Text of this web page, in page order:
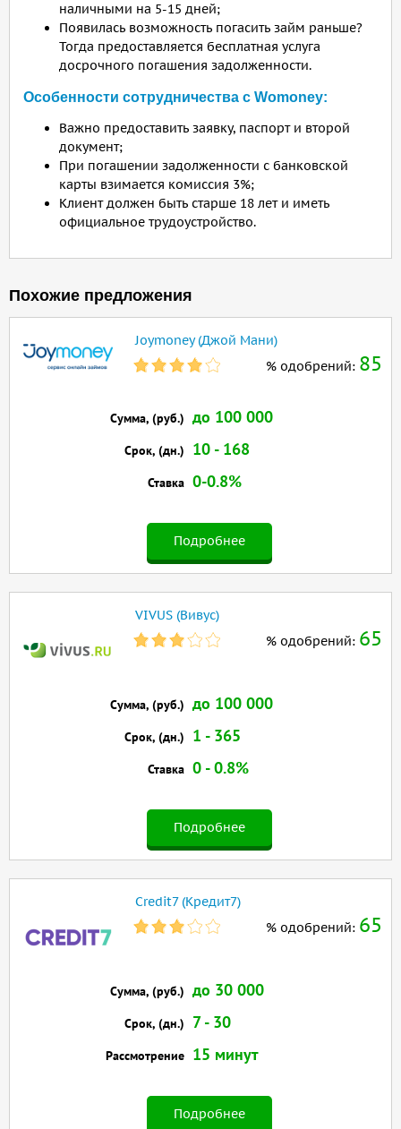
наличными на 5-15 дней;
Появилась возможность погасить займ раньше?
Тогда предоставляется бесплатная услуга
досрочного погашения задолженности.
Особенности сотрудничества с Womoney:
Важно предоставить заявку, паспорт и второй
документ;
При погашении задолженности с банковской
карты взимается комиссия 3%;
Клиент должен быть старше 18 лет и иметь
официальное трудоустройство.
Похожие предложения
Joymoney (Джой Мани)
% одобрений: 85
Подробнее
Сумма, (руб.) до 100 000
Срок, (дн.) 10 - 168
Ставка 0-0.8%
VIVUS (Вивус)
% одобрений: 65
Подробнее
Сумма, (руб.) до 100 000
Срок, (дн.) 1 - 365
Ставка 0 - 0.8%
Credit7 (Кредит7)
% одобрений: 65
Подробнее
Сумма, (руб.) до 30 000
Срок, (дн.) 7 - 30
Рассмотрение 15 минут